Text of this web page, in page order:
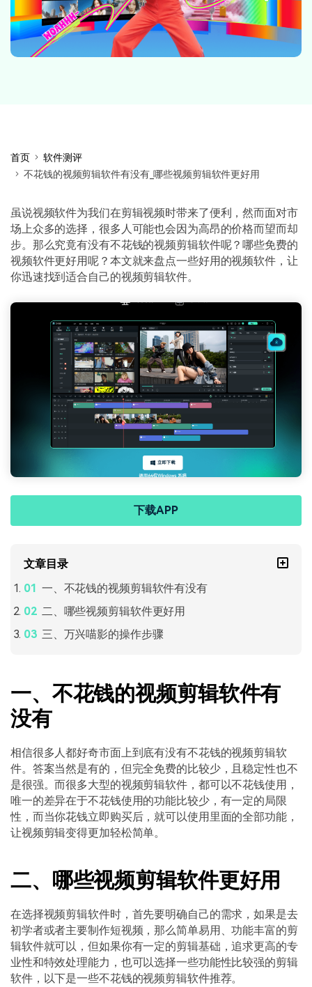
首页
软件测评
不花钱的视频剪辑软件有没有_哪些视频剪辑软件更好用
虽说视频软件为我们在剪辑视频时带来了便利，然而面对市
场上众多的选择，很多人可能也会因为高昂的价格而望而却
步。那么究竟有没有不花钱的视频剪辑软件呢？哪些免费的
视频软件更好用呢？本文就来盘点一些好用的视频软件，让
你迅速找到适合自己的视频剪辑软件。
下载APP
文章目录
一、不花钱的视频剪辑软件有没有
二、哪些视频剪辑软件更好用
三、万兴喵影的操作步骤
一、不花钱的视频剪辑软件有
没有
相信很多人都好奇市面上到底有没有不花钱的视频剪辑软
件。答案当然是有的，但完全免费的比较少，且稳定性也不
是很强。而很多大型的视频剪辑软件，都可以不花钱使用，
唯一的差异在于不花钱使用的功能比较少，有一定的局限
性，而当你花钱立即购买后，就可以使用里面的全部功能，
让视频剪辑变得更加轻松简单。
二、哪些视频剪辑软件更好用
在选择视频剪辑软件时，首先要明确自己的需求，如果是去
初学者或者主要制作短视频，那么简单易用、功能丰富的剪
辑软件就可以，但如果你有一定的剪辑基础，追求更高的专
业性和特效处理能力，也可以选择一些功能性比较强的剪辑
软件，以下是一些不花钱的视频剪辑软件推荐。